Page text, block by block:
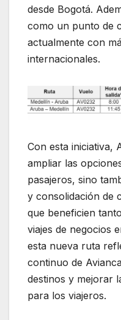
desde Bogotá.
como un punto de
actualmente con
internacionales.
Con esta iniciativa,
ampliar las
pasajeros, sino
y consolidación de
que beneficien
viajes de negocios
esta nueva ruta
continuo de
destinos y mejorar
para los viajeros.